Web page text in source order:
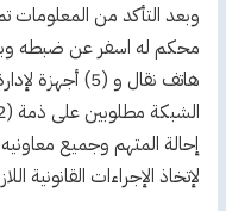
وبعد التأكد من المعلومات
هاتف نقال و (5)
إحالة المتهم وجميع
لإتخاذ الإجراءات القانونية